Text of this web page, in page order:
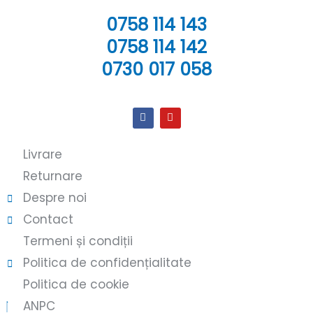
0758 114 143
0758 114 142
0730 017 058
Livrare
Returnare
Despre noi
Contact
Termeni și condiții
Politica de confidențialitate
Politica de cookie
ANPC